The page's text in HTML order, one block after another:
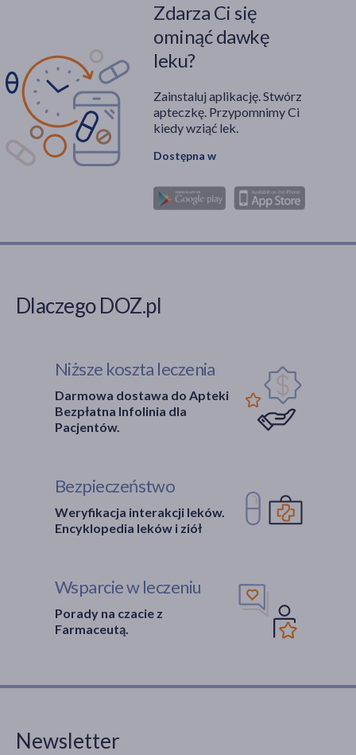
Zdarza Ci się
ominąć dawkę
leku?
Zainstaluj aplikację. Stwórz
apteczkę. Przypomnimy Ci
kiedy wziąć lek.
Dostępna w
Dlaczego DOZ.pl
Niższe koszta leczenia
Darmowa dostawa do Apteki
Bezpłatna Infolinia dla
Pacjentów.
Bezpieczeństwo
Weryfikacja interakcji leków.
Encyklopedia leków i ziół
Wsparcie w leczeniu
Porady na czacie z
Farmaceutą.
Newsletter